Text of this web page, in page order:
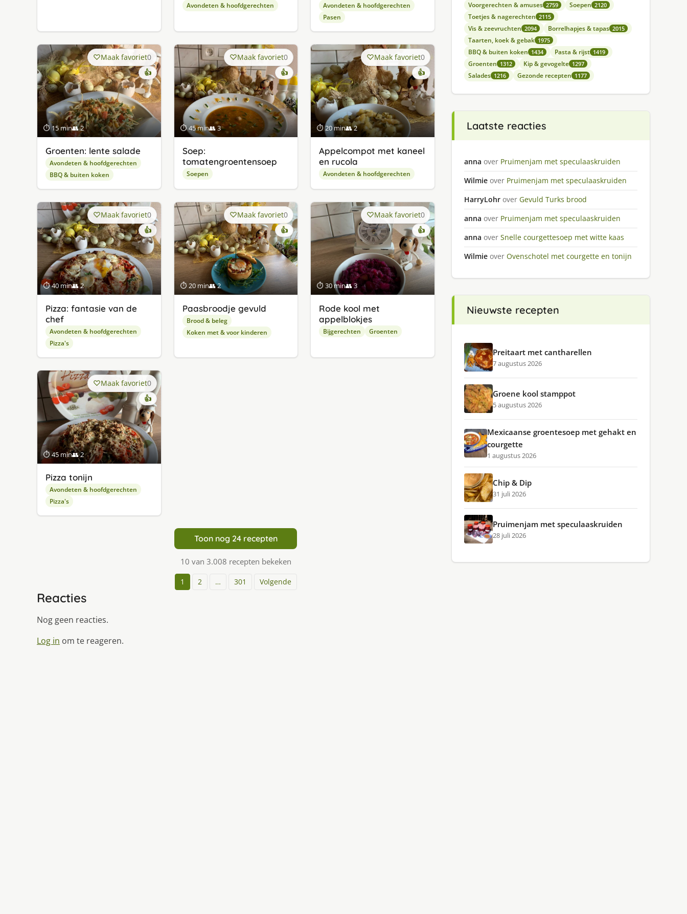
Avondeten & hoofdgerechten
Avondeten & hoofdgerechten
Pasen
⏱ 15 min👥 2
Maak favoriet0
👍
Groenten: lente salade
Avondeten & hoofdgerechten
BBQ & buiten koken
⏱ 45 min👥 3
Maak favoriet0
👍
Soep:
tomatengroentensoep
Soepen
⏱ 20 min👥 2
Maak favoriet0
👍
Appelcompot met kaneel
en rucola
Avondeten & hoofdgerechten
⏱ 40 min👥 2
Maak favoriet0
👍
Pizza: fantasie van de
chef
Avondeten & hoofdgerechten
Pizza's
⏱ 20 min👥 2
Maak favoriet0
👍
Paasbroodje gevuld
Brood & beleg
Koken met & voor kinderen
⏱ 30 min👥 3
Maak favoriet0
👍
Rode kool met
appelblokjes
Bijgerechten Groenten
⏱ 45 min👥 2
Maak favoriet0
👍
Pizza tonijn
Avondeten & hoofdgerechten
Pizza's
Toon nog 24 recepten
10 van 3.008 recepten bekeken
1 2 … 301 Volgende
Reacties
Nog geen reacties.
Log in om te reageren.
Voorgerechten & amuses 2759 Soepen 2120
Toetjes & nagerechten 2115
Vis & zeevruchten 2094 Borrelhapjes & tapas 2015
Taarten, koek & gebak 1975
BBQ & buiten koken 1434 Pasta & rijst 1419
Groenten 1312 Kip & gevogelte 1297
Salades 1216 Gezonde recepten 1177
Laatste reacties
anna over Pruimenjam met speculaaskruiden
Wilmie over Pruimenjam met speculaaskruiden
HarryLohr over Gevuld Turks brood
anna over Pruimenjam met speculaaskruiden
anna over Snelle courgettesoep met witte kaas
Wilmie over Ovenschotel met courgette en tonijn
Nieuwste recepten
Preitaart met cantharellen
7 augustus 2026
Groene kool stamppot
5 augustus 2026
Mexicaanse groentesoep met gehakt en
courgette
1 augustus 2026
Chip & Dip
31 juli 2026
Pruimenjam met speculaaskruiden
28 juli 2026